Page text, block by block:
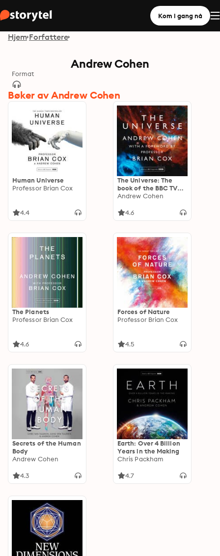
Kom i gang nå
Hjem Forfattere
Andrew Cohen
Format
Bøker av Andrew Cohen
Human Universe
Professor Brian Cox
4.4
The Universe: The
book of the BBC TV
series presented by
Andrew Cohen
4.6
The Planets
Professor Brian Cox
4.6
Forces of Nature
Professor Brian Cox
4.5
Secrets of the Human
Body
Andrew Cohen
4.3
Earth: Over 4 Billion
Years in the Making
Chris Packham
4.7